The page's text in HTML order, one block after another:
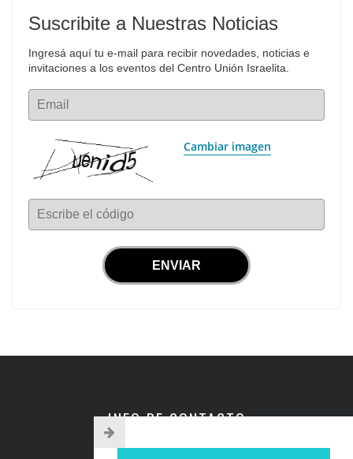
Suscribite a Nuestras Noticias
Ingresá aquí tu e-mail para recibir novedades, noticias e
invitaciones a los eventos del Centro Unión Israelita.
Email
Cambiar imagen
Escribe el código
INFO DE CONTACTO